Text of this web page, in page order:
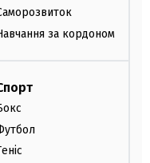
за кордоном